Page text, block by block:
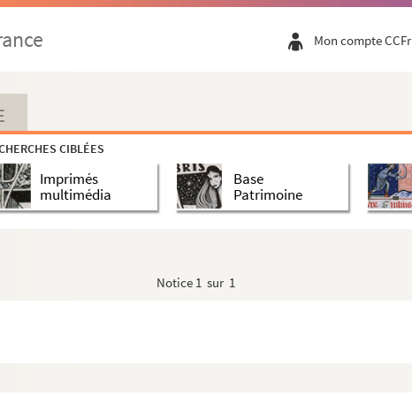
Mon compte CCFr
CIBLÉES
Imprimés
multimédia
Base
Patrimoine
Notice 1 sur 1